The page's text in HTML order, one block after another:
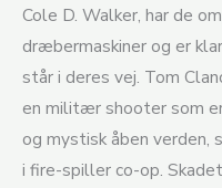
Cole D. Walker, har de
dræbermaskiner og er
står i deres vej. Tom
en militær shooter som
og mystisk åben
i fire-spiller co-op.